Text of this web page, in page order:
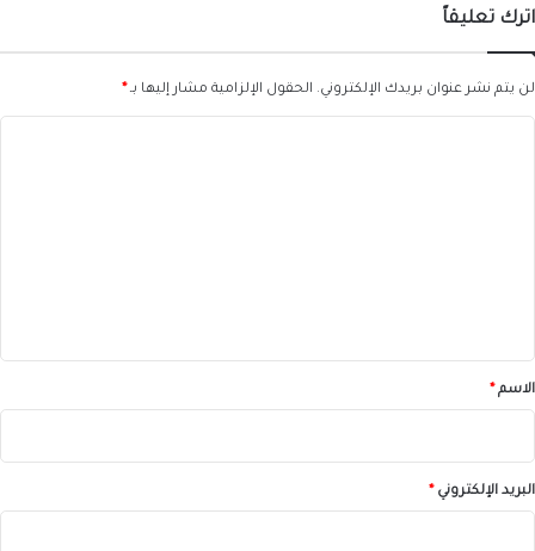
اترك تعليقاً
لن يتم نشر عنوان بريدك الإلكتروني. الحقول الإلزامية مشار إليها بـ*
*الاسم*
البريد الإلكتروني*